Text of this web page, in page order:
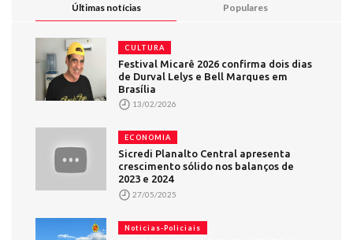
Últimas notícias Populares
CULTURA
Festival Micarê 2026 confirma dois dias
de Durval Lelys e Bell Marques em
Brasília
13/02/2026
ECONOMIA
Sicredi Planalto Central apresenta
crescimento sólido nos balanços de
2023 e 2024
27/05/2025
Noticias-Policiais